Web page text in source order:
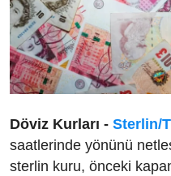
Döviz Kurları - Sterlin/
saatlerinde yönünü
sterlin kuru, önceki